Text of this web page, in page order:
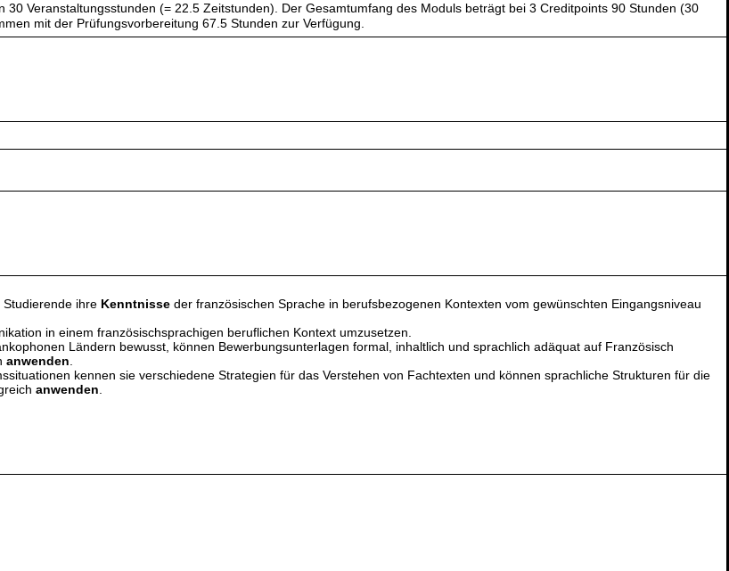
Veranstaltungsstunden (= 22.5 Zeitstunden). Der Gesamtumfang des Moduls beträgt bei 3 Creditpoints 90 Stunden (30
mit der Prüfungsvorbereitung 67.5 Stunden zur Verfügung.
ihre Kenntnisse der französischen Sprache in berufsbezogenen Kontexten vom gewünschten Eingangsniveau
in einem französischsprachigen beruflichen Kontext umzusetzen.
Ländern bewusst, können Bewerbungsunterlagen formal, inhaltlich und sprachlich adäquat auf Französisch
anwenden.
kennen sie verschiedene Strategien für das Verstehen von Fachtexten und können sprachliche Strukturen für die
anwenden.